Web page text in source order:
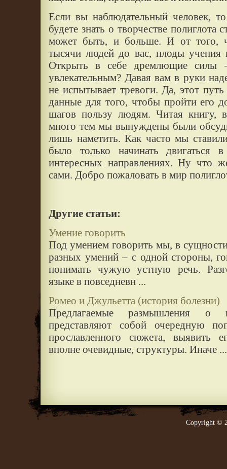
Если вы наблюдательный человек,
будете знать о творчестве полиглота
может быть, и больше. И от того,
тысячи людей до вас, плоды учения
Открыть в себе дремлющие силы
увлекательным? Давая вам в руки
не испытывает тревоги. Да, этот
данные для того, чтобы пройти его
шагов пользу людям. Читая книгу,
много тем мы вынуждены были
лишь наметить. Как часто мы
было только начинать двигаться
интересных направлениях. Ну что
сами. Добро пожаловать в мир
Другие статьи:
Умение говорить
Под умением говорить мы, в
разных умений – с одной стороны,
понимать чужую устную речь.
языке в повседневн ...
Ромео и Джульетта (история болезни)
Предлагаемые размышления о
представляют собой очередную
прославленного сюжета, выявить
вполне очевидные, структуры. Иначе ...
Copyright ©